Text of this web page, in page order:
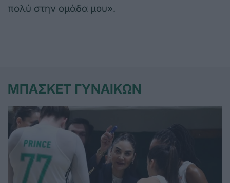
πολύ στην ομάδα μου».
ΜΠΑΣΚΕΤ ΓΥΝΑΙΚΩΝ